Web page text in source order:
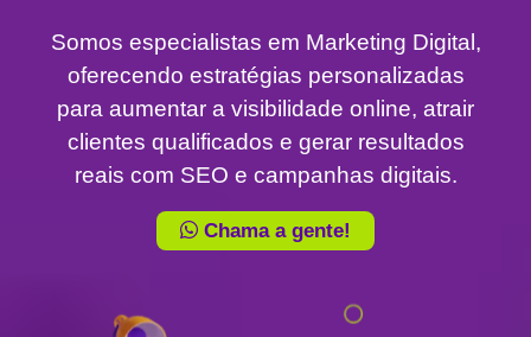
Somos especialistas em Marketing Digital,
oferecendo estratégias personalizadas
para aumentar a visibilidade online, atrair
clientes qualificados e gerar resultados
reais com SEO e campanhas digitais.
Chama a gente!